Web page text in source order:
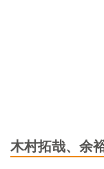
木村拓哉、余